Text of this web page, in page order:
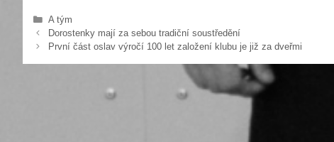
c
e
b
er
Rubriky
A tým
Dorostenky mají za sebou tradiční soustředění
První část oslav výročí 100 let založení klubu je již za dveřmi